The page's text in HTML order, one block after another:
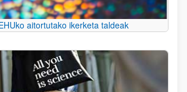
aitortutako ikerketa taldeak